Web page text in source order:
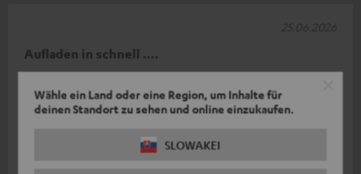
Wähle ein Land oder eine Region, um Inhalte für
deinen Standort zu sehen und online einzukaufen.
SLOWAKEI
Aufladen in schnell ….
Schnelladefunktion ist super, wer kennt es nicht man will los
25.06.2026